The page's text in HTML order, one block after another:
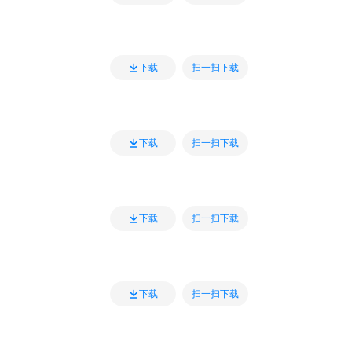
下载 扫一扫下载
下载 扫一扫下载
下载 扫一扫下载
下载 扫一扫下载